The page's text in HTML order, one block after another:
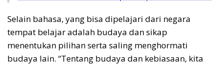
Selain bahasa, yang bisa dipelajari dari negara
tempat belajar adalah budaya dan sikap
menentukan pilihan serta saling menghormati
budaya lain. “Tentang budaya dan kebiasaan, kita